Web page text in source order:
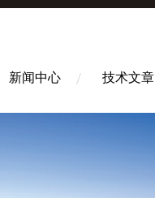
新闻中心 技术文章